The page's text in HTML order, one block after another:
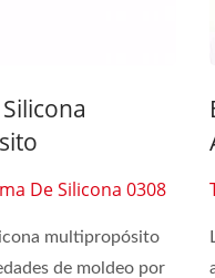
De Silicona 0308
multipropósito
de moldeo por